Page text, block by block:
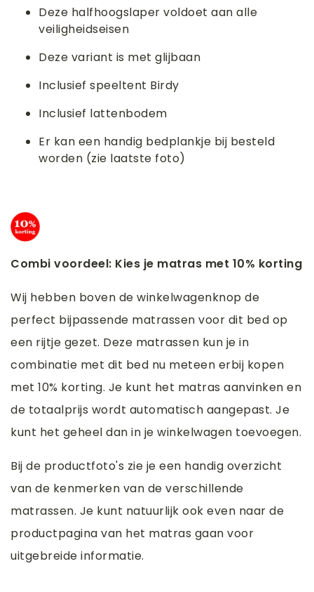
Deze halfhoogslaper voldoet aan alle
veiligheidseisen
Deze variant is met glijbaan
Inclusief speeltent Birdy
Inclusief lattenbodem
Er kan een handig bedplankje bij besteld
worden (zie laatste foto)
Combi voordeel: Kies je matras met 10% korting
Wij hebben boven de winkelwagenknop de
perfect bijpassende matrassen voor dit bed op
een rijtje gezet. Deze matrassen kun je in
combinatie met dit bed nu meteen erbij kopen
met 10% korting. Je kunt het matras aanvinken en
de totaalprijs wordt automatisch aangepast. Je
kunt het geheel dan in je winkelwagen toevoegen.
Bij de productfoto's zie je een handig overzicht
van de kenmerken van de verschillende
matrassen. Je kunt natuurlijk ook even naar de
productpagina van het matras gaan voor
uitgebreide informatie.